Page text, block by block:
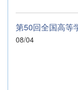
第50回全国高等
08/04